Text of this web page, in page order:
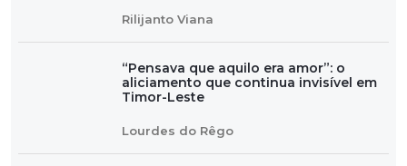
Rilijanto Viana
“Pensava que aquilo era amor”: o
aliciamento que continua invisível em
Timor-Leste
Lourdes do Rêgo